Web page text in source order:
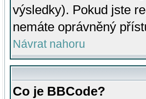
výsledky). Pokud jste
nemáte oprávněný
Návrat nahoru
Co je BBCode?